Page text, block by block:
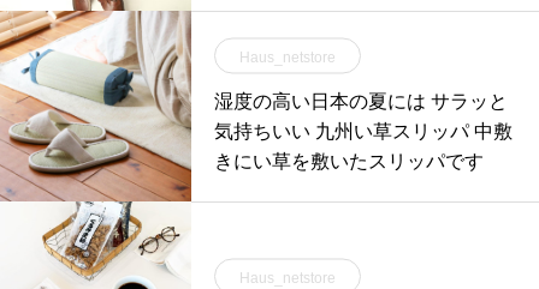
Haus_netstore
湿度の高い日本の夏には サラッと
気持ちいい 九州い草スリッパ 中敷
きにい草を敷いたスリッパです
Haus_netstore